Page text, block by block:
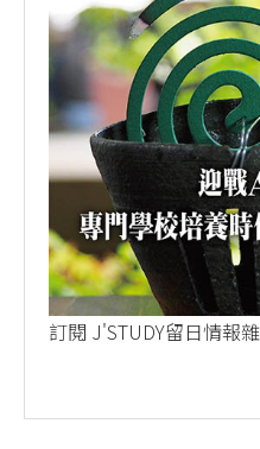
訂閱 J'STUDY留日情報